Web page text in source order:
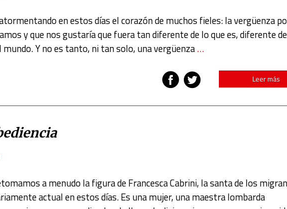
en estos días el corazón de muchos fieles: la vergüenza
y que nos gustaría que fuera tan diferente de lo que es, diferente
Y no es tanto, ni tan solo, una vergüenza…
Leer más
a menudo la figura de Francesca Cabrini, la santa de los
actual en estos días. Es una mujer, una maestra lombarda